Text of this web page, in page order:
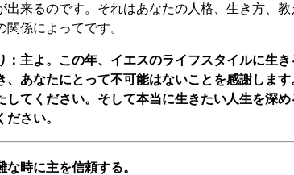
出来るのです。それはあなたの人格、生き方、
関係によってです。
：主よ。この年、イエスのライフスタイルに生
、あなたにとって不可能はないことを感謝しま
してください。そして本当に生きたい人生を深
ださい。
な時に主を信頼する。